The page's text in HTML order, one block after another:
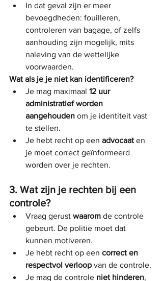
In dat geval zijn er meer
bevoegdheden: fouilleren,
controleren van bagage, of zelfs
aanhouding zijn mogelijk, mits
naleving van de wettelijke
voorwaarden.
Wat als je je niet kan identificeren?
Je mag maximaal 12 uur
administratief worden
aangehouden om je identiteit vast
te stellen.
Je hebt recht op een advocaat en
je moet correct geïnformeerd
worden over je rechten.
3. Wat zijn je rechten bij een
controle?
Vraag gerust waarom de controle
gebeurt. De politie moet dat
kunnen motiveren.
Je hebt recht op een correct en
respectvol verloop van de controle.
Je mag de controle niet hinderen,